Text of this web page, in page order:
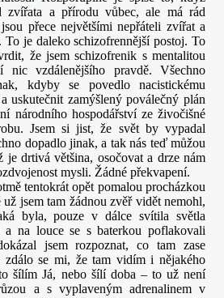
zvířata a přírodu vůbec, ale má rád
přece největšími nepřáteli zvířat a
je daleko schizofrennější postoj. To
že jsem schizofrenik s mentalitou
nic vzdálenějšího pravdě. Všechno
kdyby se povedlo nacistickému
uskutečnit zamýšlený poválečný plán
národního hospodářství ze živočišné
Jsem si jist, že svět by vypadal
dopadlo jinak, a tak nás teď můžou
je drtivá většina, osočovat a drze nám
mysli. Žádné překvapení.
tentokrát opět pomalou procházkou
jsem tam žádnou zvěř vidět nemohl,
byla, pouze v dálce svítila světla
a na louce se s baterkou poflakovali
jsem rozpoznat, co tam zase
zdálo se mi, že tam vidím i nějakého
šílím Já, nebo šílí doba – to už není
a s vyplaveným adrenalinem v